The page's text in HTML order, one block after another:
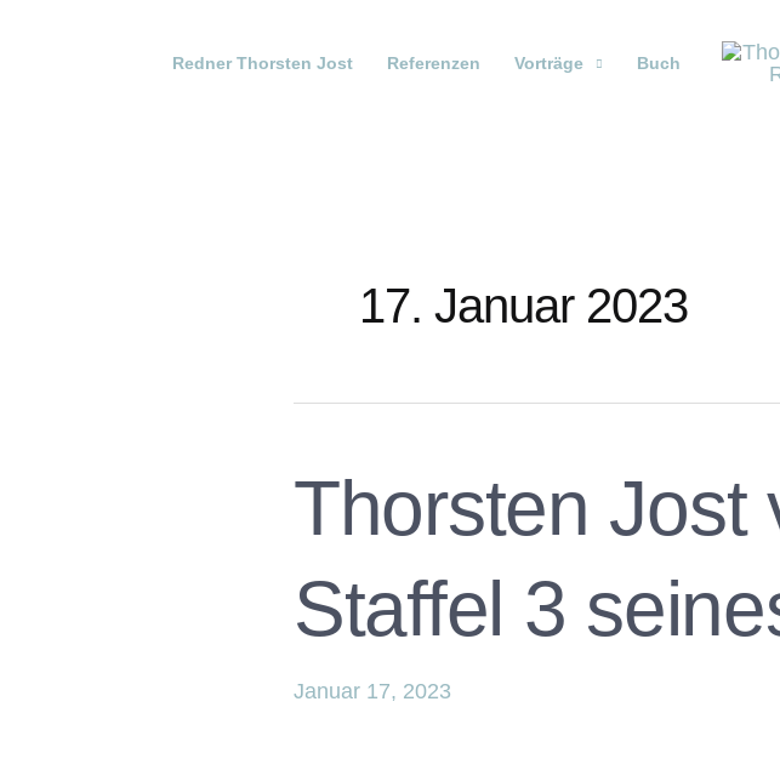
Redner Thorsten Jost Referenzen Vorträge Buch
17. Januar 2023
Thorsten Jost
Staffel 3
Januar 17, 2023